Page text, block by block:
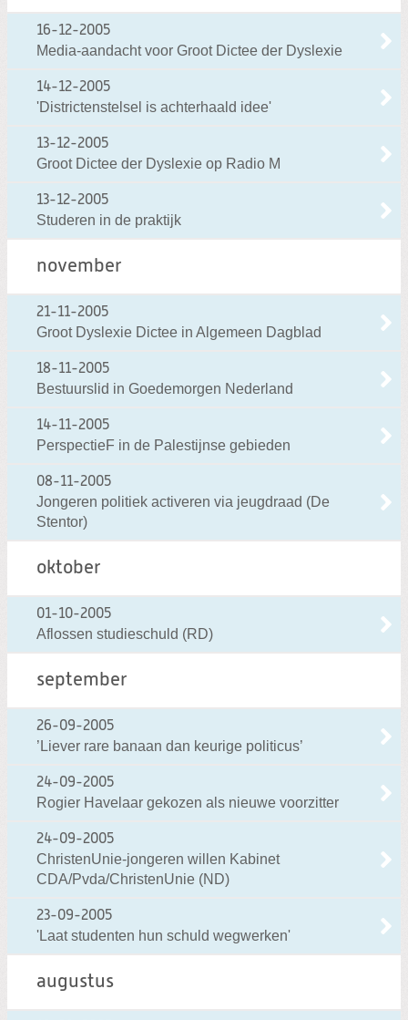
16-12-2005
Media-aandacht voor Groot Dictee der Dyslexie
14-12-2005
'Districtenstelsel is achterhaald idee'
13-12-2005
Groot Dictee der Dyslexie op Radio M
13-12-2005
Studeren in de praktijk
november
21-11-2005
Groot Dyslexie Dictee in Algemeen Dagblad
18-11-2005
Bestuurslid in Goedemorgen Nederland
14-11-2005
PerspectieF in de Palestijnse gebieden
08-11-2005
Jongeren politiek activeren via jeugdraad (De
Stentor)
oktober
01-10-2005
Aflossen studieschuld (RD)
september
26-09-2005
’Liever rare banaan dan keurige politicus’
24-09-2005
Rogier Havelaar gekozen als nieuwe voorzitter
24-09-2005
ChristenUnie-jongeren willen Kabinet
CDA/Pvda/ChristenUnie (ND)
23-09-2005
'Laat studenten hun schuld wegwerken'
augustus